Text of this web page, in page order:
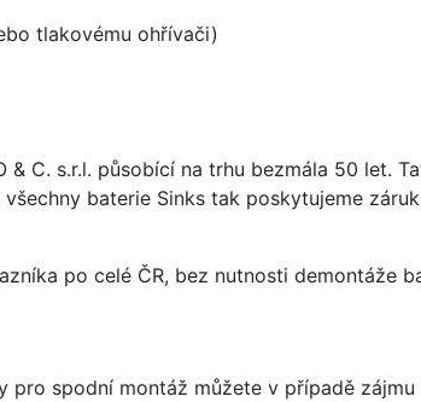
tlakovému ohřívači)
& C. s.r.l. působící na trhu bezmála 50 let.
baterie Sinks tak poskytujeme
po celé ČR, bez nutnosti demontáže
spodní montáž můžete v případě